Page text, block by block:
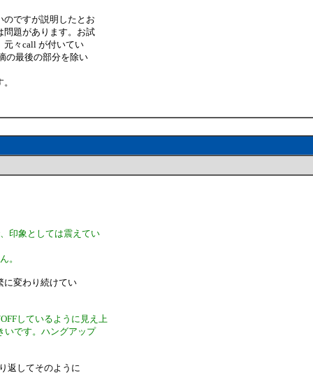
のですが説明したとお
問題があります。お試
元々call が付いてい
の最後の部分を除い
印象としては震えてい
。
に変わり続けてい
しているように見え上
いです。ハングアップ
返してそのように